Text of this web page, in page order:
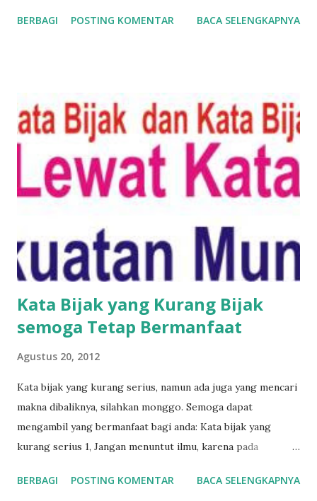
PENASARAN sebaiknya dicari makna disebaliknya atau
bini marah, Minum-minuman Keras bini Marah.. Tak cukup
Beras bini marah... Cuman satu yang bini tak marah... Kalau
Batangnya Keras.... Bini pasti ketawa Keras ha ha ha... Dan
makin ditusukan semakin Keras ketawanya.. Ketawanya
bukan lagi ha ha ha ha... Tapi terbalik jadi ah ah ah ah......
Awas belum tentu benar ini, perlu diselidiki lebih lanjut.
Bijak-4.2 Ternyata ada 12 Mie Jawa yang haram oleh MUI
(hanya perbandingan) update 2012 sebelum Ma...
BERBAGI POSTING KOMENTAR BACA SELENGKAPNYA
Kata Bijak yang Kurang Bijak
semoga Tetap Bermanfaat
Agustus 20, 2012
Kata bijak yang kurang serius, namun ada juga yang mencari
makna dibaliknya, silahkan monggo. Semoga dapat
mengambil yang bermanfaat bagi anda: Kata bijak yang
kurang serius 1, Jangan menuntut ilmu, karena pada
budi belum tentu yang melakukannya. Jangan
BERBAGI POSTING KOMENTAR BACA SELENGKAPNYA